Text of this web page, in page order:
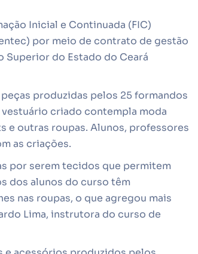
Inicial e Continuada (FIC)
por meio de contrato de gestão
Superior do Estado do Ceará
produzidas pelos 25 formandos
criado contempla moda
e outras roupas. Alunos, professores
as criações.
por serem tecidos que permitem
dos alunos do curso têm
nas roupas, o que agregou mais
Lima, instrutora do curso de